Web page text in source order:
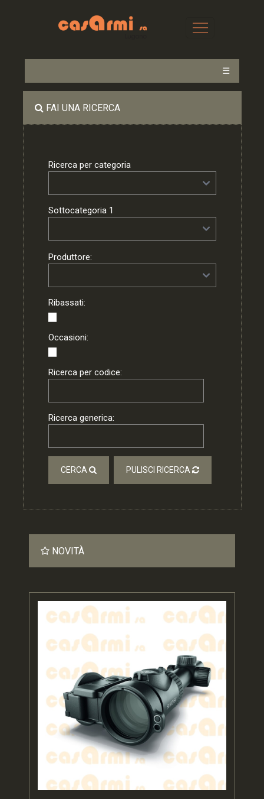
☰
FAI UNA RICERCA
Ricerca per categoria
Sottocategoria 1
Produttore:
Ribassati:
Occasioni:
Ricerca per codice:
Ricerca generica:
CERCA PULISCI RICERCA
NOVITÀ